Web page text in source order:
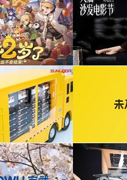
FE同济大学校园行活动花絮提供音乐
版权
天猫沙发电影节xELLEDECO回顾项
目提供音乐版权